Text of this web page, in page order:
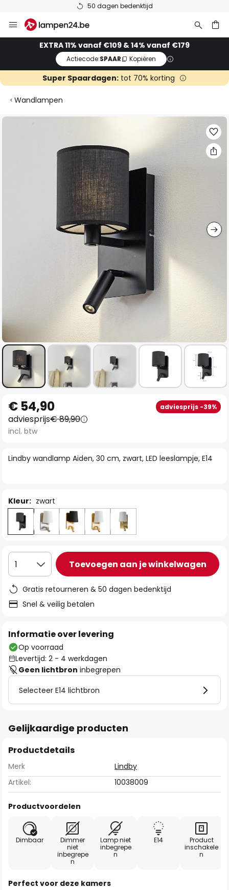
50 dagen bedenktijd
naar
EXTRA 11% vanaf €109 & 14% vanaf €179
Actiecode:SPAAR Kopiëren
Super Spaardagen: tot 70% korting
Wandlampen
Ga
afbeeldingen-
naar
het
begin
de
Lindby wandlamp Aiden, 30 cm, zwart, LED leeslampje, E14
€ 54,90 adviesprijs -39%
adviesprijs€ 89,90
incl. btw
Kleur: zwart
1 Toevoegen aan je winkelwagen
Gratis retourneren & 50 dagen bedenktijd
Snel & veilig betalen
Informatie over levering
Op voorraad
Levertijd: 2 - 4 werkdagen
Geen lichtbron inbegrepen
Selecteer E14 lichtbron
Gelijkaardige producten
Productdetails
Merk
Lindby
Artikel:
10038009
Productvoordelen
Dimbaar
Dimmer
niet
inbegrepe
n
Lamp niet
inbegrepe
n
E14
Product
inschakele
n
Perfect voor deze kamers